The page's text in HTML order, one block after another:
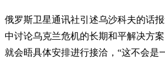
俄罗斯卫星通讯社引述乌沙科夫的话
中讨论乌克兰危机的长期和平解决方
就会晤具体安排进行接洽，“这不会是